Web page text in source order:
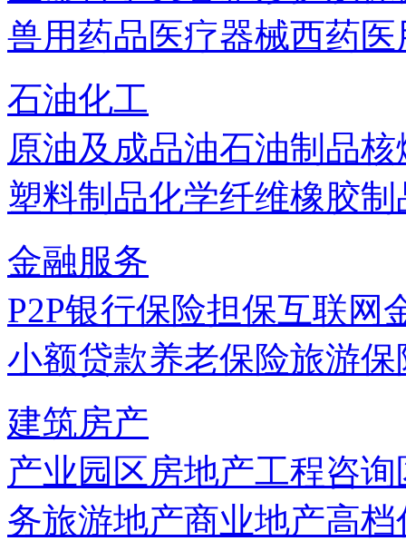
兽用药品医疗器械西药
石油化工
原油及成品油石油制品核
塑料制品化学纤维橡胶制
金融服务
P2P银行保险担保互联网
小额贷款养老保险旅游保
建筑房产
产业园区房地产工程咨询
务旅游地产商业地产高档